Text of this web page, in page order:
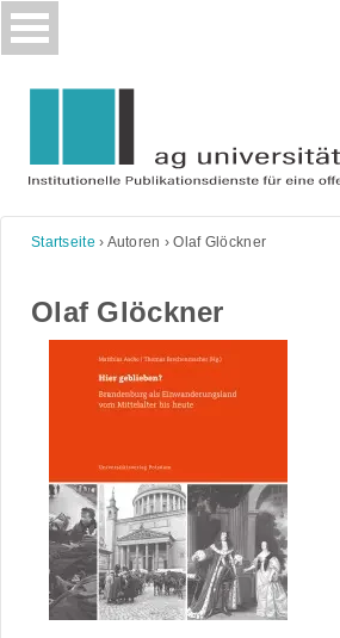
Skip
to
Startseite › Autoren ›Olaf Glöckner
Olaf Glöckner